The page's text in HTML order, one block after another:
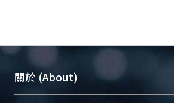
關於 (About)